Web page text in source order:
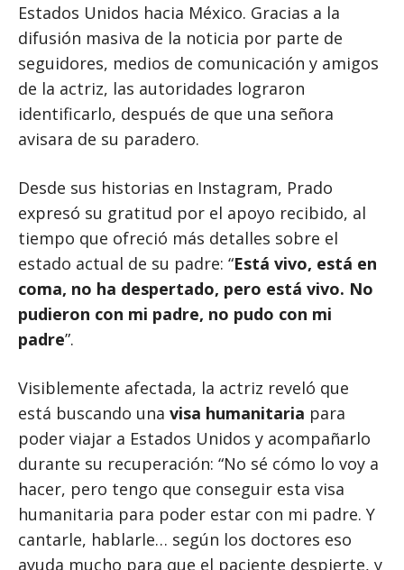
Estados Unidos hacia México. Gracias a la
difusión masiva de la noticia por parte de
seguidores, medios de comunicación y amigos
de la actriz, las autoridades lograron
identificarlo, después de que una señora
avisara de su paradero.
Desde sus historias en Instagram, Prado
expresó su gratitud por el apoyo recibido, al
tiempo que ofreció más detalles sobre el
estado actual de su padre: “Está vivo, está en
coma, no ha despertado, pero está vivo. No
pudieron con mi padre, no pudo con mi
padre”.
Visiblemente afectada, la actriz reveló que
está buscando una visa humanitaria para
poder viajar a Estados Unidos y acompañarlo
durante su recuperación: “No sé cómo lo voy a
hacer, pero tengo que conseguir esta visa
humanitaria para poder estar con mi padre. Y
cantarle, hablarle… según los doctores eso
ayuda mucho para que el paciente despierte, y